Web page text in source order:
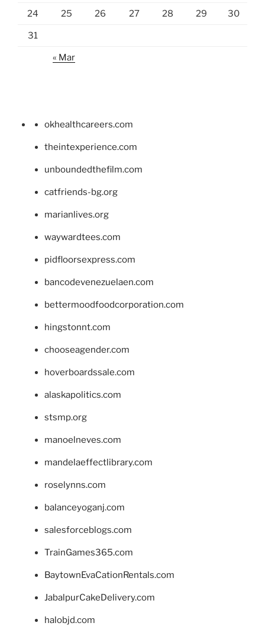
24 25 26 27 28 29 30
31
« Mar
okhealthcareers.com
theintexperience.com
unboundedthefilm.com
catfriends-bg.org
marianlives.org
waywardtees.com
pidfloorsexpress.com
bancodevenezuelaen.com
bettermoodfoodcorporation.com
hingstonnt.com
chooseagender.com
hoverboardssale.com
alaskapolitics.com
stsmp.org
manoelneves.com
mandelaeffectlibrary.com
roselynns.com
balanceyoganj.com
salesforceblogs.com
TrainGames365.com
BaytownEvaCationRentals.com
JabalpurCakeDelivery.com
halobjd.com